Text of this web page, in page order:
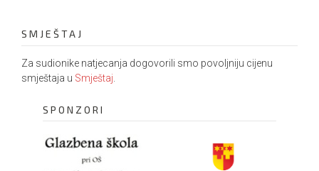
SMJEŠTAJ
Za sudionike natjecanja dogovorili smo povoljniju cijenu
smještaja u Smještaj.
SPONZORI